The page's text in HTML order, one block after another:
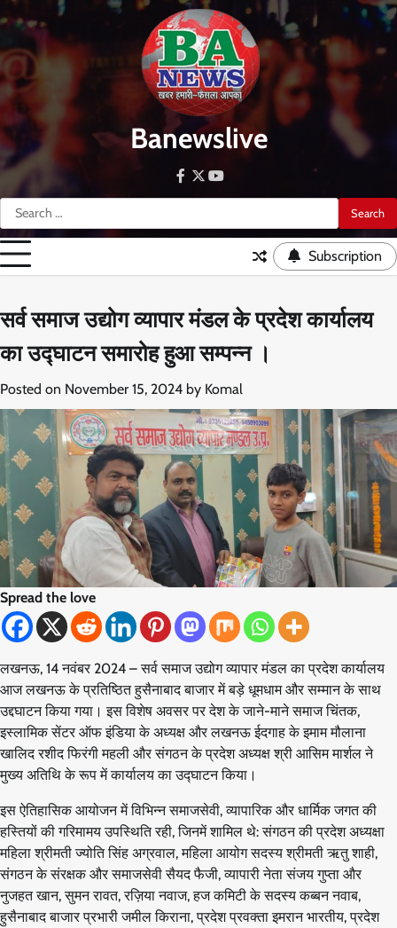
Skip
to
content
Banewslive
Search
for:
facebook
twitteryoutube
Subscription
सर्व समाज उद्योग व्यापार मंडल के प्रदेश कार्यालय
का उद्घाटन समारोह हुआ सम्पन्न ।
Posted on November 15, 2024 by Komal
Spread the love
लखनऊ, 14 नवंबर 2024 – सर्व समाज उद्योग व्यापार मंडल का प्रदेश कार्यालय
आज लखनऊ के प्रतिष्ठित हुसैनाबाद बाजार में बड़े धूमधाम और सम्मान के साथ
उद्दघाटन किया गया। इस विशेष अवसर पर देश के जाने-माने समाज चिंतक,
इस्लामिक सेंटर ऑफ इंडिया के अध्यक्ष और लखनऊ ईदगाह के इमाम मौलाना
खालिद रशीद फिरंगी महली और संगठन के प्रदेश अध्यक्ष श्री आसिम मार्शल ने
मुख्य अतिथि के रूप में कार्यालय का उद्घाटन किया।
इस ऐतिहासिक आयोजन में विभिन्न समाजसेवी, व्यापारिक और धार्मिक जगत की
हस्तियों की गरिमामय उपस्थिति रही, जिनमें शामिल थे: संगठन की प्रदेश अध्यक्षा
महिला श्रीमती ज्योति सिंह अग्रवाल, महिला आयोग सदस्य श्रीमती ऋतु शाही,
संगठन के संरक्षक और समाजसेवी सैयद फैजी, व्यापारी नेता संजय गुप्ता और
नुजहत खान, सुमन रावत, रज़िया नवाज, हज कमिटी के सदस्य कब्बन नवाब,
हुसैनाबाद बाजार प्रभारी जमील किराना, प्रदेश प्रवक्ता इमरान भारतीय, प्रदेश